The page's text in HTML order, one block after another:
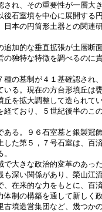
され、その重要性が一層大
後石室墳を中心に展開する
日本の円筒形土器との関連
加的な垂直拡張が土層断
の独特な特徴を調べるのに
の墓制が４１基確認され
いる。現在の方台形墳丘は
丘を拡大調整して造られて
経ており、５世紀後半のこ
る。９６石室墓と銀製冠
した第５，７号石室は、百
大きな政治的変革のあっ
も深い関係があり、榮山江
、在来的な力をもとに、百
体制の構築を通して新しく
古墳造営集団など、幾つか